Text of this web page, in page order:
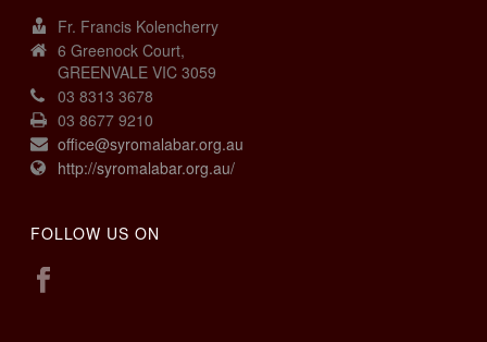
Fr. Francis Kolencherry
6 Greenock Court,
GREENVALE VIC 3059
03 8313 3678
03 8677 9210
office@syromalabar.org.au
http://syromalabar.org.au/
FOLLOW US ON